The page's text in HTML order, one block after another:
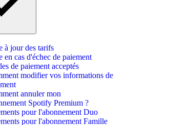
à jour des tarifs
en cas d'échec de paiement
de paiement acceptés
modifier vos informations de
annuler mon
Spotify Premium ?
pour l'abonnement Duo
pour l'abonnement Famille